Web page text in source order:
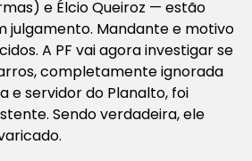
e Élcio Queiroz — estão
julgamento. Mandante e motivo
A PF vai agora investigar se
completamente ignorada
e servidor do Planalto, foi
Sendo verdadeira, ele